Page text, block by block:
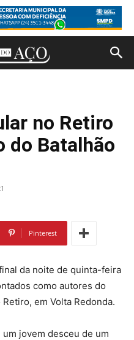
no Retiro
do Batalhão
Pinterest
da noite de quinta-feira
como autores do
em Volta Redonda.
um jovem desceu de um